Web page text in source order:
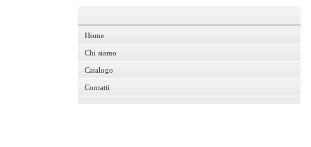
Home
Chi siamo
Catalogo
Contatti